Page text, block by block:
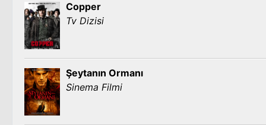
Copper
Tv Dizisi
Şeytanın Ormanı
Sinema Filmi